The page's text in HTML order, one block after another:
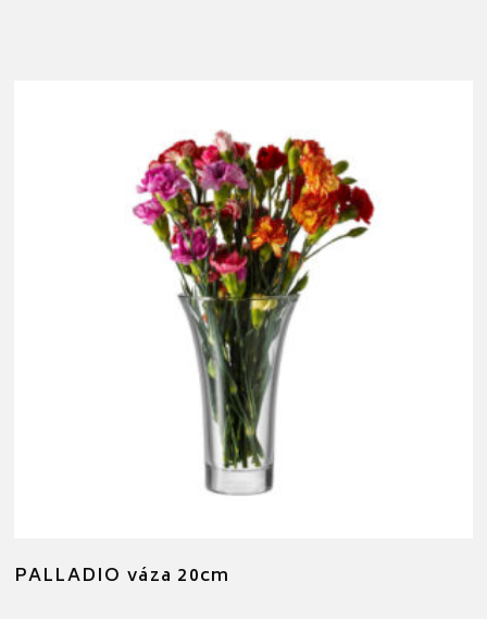
PALLADIO váza 20cm